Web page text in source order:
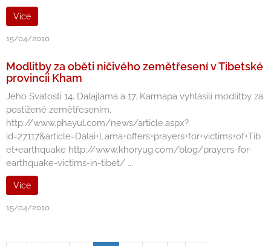
Více
15/04/2010
Modlitby za oběti ničivého zemětřesení v Tibetské
provincii Kham
Jeho Svatosti 14. Dalajlama a 17. Karmapa vyhlásili modlitby za
postižené zemětřesením.
http://www.phayul.com/news/article.aspx?
id=27117&article=Dalai+Lama+offers+prayers+for+victims+of+Tib
et+earthquake http://www.khoryug.com/blog/prayers-for-
earthquake-victims-in-tibet/ ...
Více
15/04/2010